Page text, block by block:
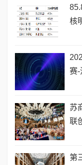
核
赛-
苏
联
第